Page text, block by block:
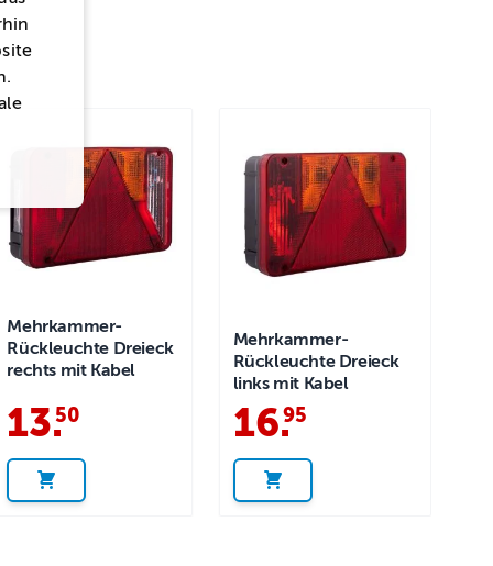
Mehrkammer-
Rückleuchte Dreieck
rechts mit Kabel
13.
50
Mehrkammer-
Rückleuchte Dreieck
links mit Kabel
16.
95